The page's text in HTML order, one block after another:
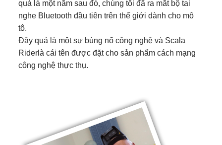
quả là một năm sau đó, chúng tôi đã ra mắt bộ tai
nghe Bluetooth đầu tiên trên thế giới dành cho mô
tô.
Đây quả là một sự bùng nổ công nghệ và Scala
Riderlà cái tên được đặt cho sản phẩm cách mạng
công nghệ thực thụ.